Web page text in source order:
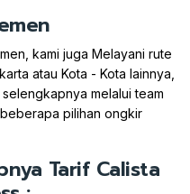
kami juga Melayani rute
atau Kota - Kota lainnya,
melalui team
pilihan ongkir
Tarif Calista